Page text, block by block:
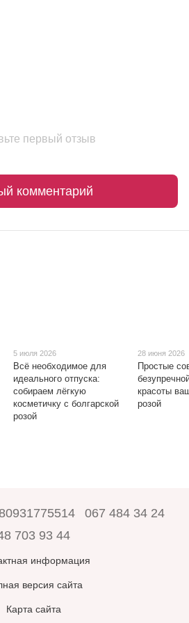
первый отзыв
комментарий
5 июля 2026
Всё необходимое для
идеального отпуска:
собираем лёгкую
косметичку с болгарской
розой
28 июня 2026
Простые
красоты
розой
067 484 34 24
703 93 44
информация
версия сайта
Карта сайта